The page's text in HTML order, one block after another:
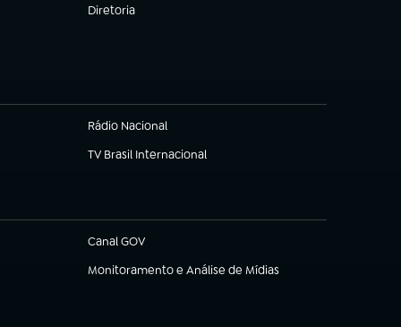
Diretoria
(abre em nova aba)
Rádio Nacional
(abre em nova aba)
TV Brasil Internacional
(abre em nova aba)
Canal GOV
(abre em nova aba)
Monitoramento e Análise de Mídias
(abre em nova aba)